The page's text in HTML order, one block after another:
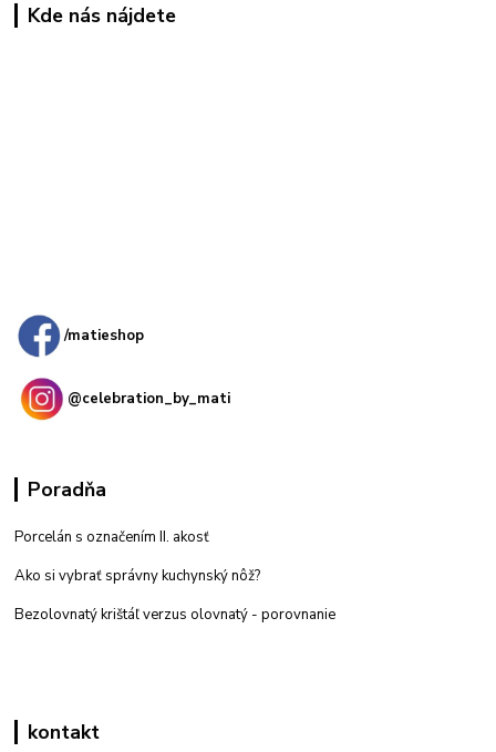
Kde nás nájdete
/matieshop
@celebration_by_mati
Poradňa
Porcelán s označením II. akosť
Ako si vybrať správny kuchynský nôž?
Bezolovnatý krištáľ verzus olovnatý - porovnanie
kontakt